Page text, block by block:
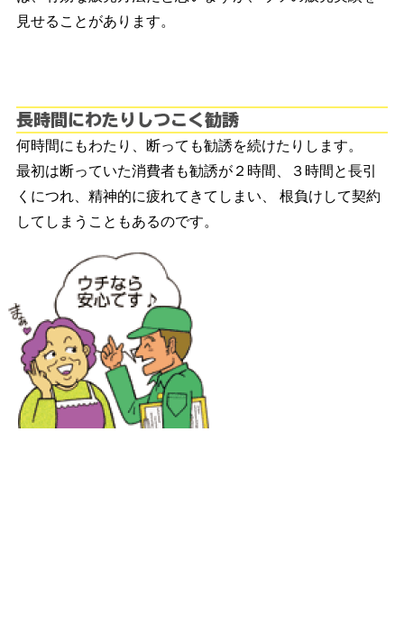
見せることがあります。
何時間にもわたり、断っても勧誘を続けたりします。
最初は断っていた消費者も勧誘が２時間、３時間と長引
くにつれ、精神的に疲れてきてしまい、 根負けして契約
してしまうこともあるのです。